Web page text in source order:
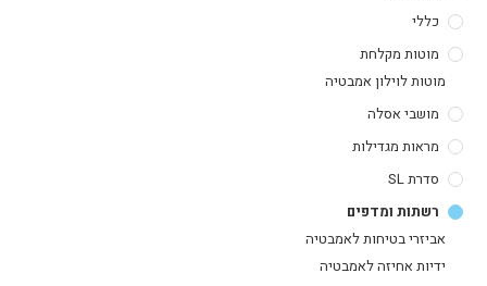
כללי
מוטות מקלחת
מוטות לוילון אמבטיה
מושבי אסלה
מראות מגדילות
סדרת SL
רשתות ומדפים
אביזרי בטיחות לאמבטיה
ידיות אחיזה לאמבטיה